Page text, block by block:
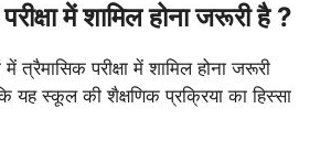
में शामिल होना जरूरी है ?
त्रैमासिक परीक्षा में शामिल होना जरूरी
यह स्कूल की शैक्षणिक प्रक्रिया का हिस्सा